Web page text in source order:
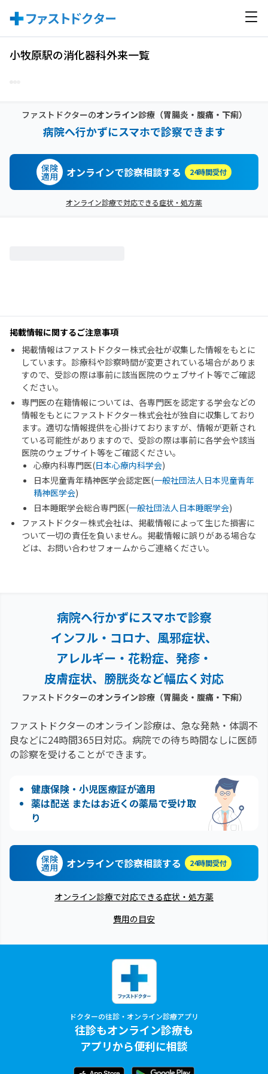
小牧原駅の消化器科外来一覧
ファストドクターのオンライン診療（胃腸炎・腹痛・下痢）
病院へ行かずにスマホで診察できます
保険
適用 オンラインで診察相談する 24時間受付
オンライン診療で対応できる症状・処方薬
掲載情報に関するご注意事項
掲載情報はファストドクター株式会社が収集した情報をもとに
しています。診療科や診察時間が変更されている場合がありま
すので、受診の際は事前に該当医院のウェブサイト等でご確認
ください。
専門医の在籍情報については、各専門医を認定する学会などの
情報をもとにファストドクター株式会社が独自に収集しており
ます。適切な情報提供を心掛けておりますが、情報が更新され
ている可能性がありますので、受診の際は事前に各学会や該当
医院のウェブサイト等をご確認ください。
心療内科専門医(日本心療内科学会)
日本児童青年精神医学会認定医(一般社団法人日本児童青年
精神医学会)
日本睡眠学会総合専門医(一般社団法人日本睡眠学会)
ファストドクター株式会社は、掲載情報によって生じた損害に
ついて一切の責任を負いません。掲載情報に誤りがある場合な
どは、お問い合わせフォームからご連絡ください。
病院へ行かずにスマホで診察
インフル・コロナ、風邪症状、
アレルギー・花粉症、 発疹・
皮膚症状、膀胱炎など幅広く対応
ファストドクターのオンライン診療（胃腸炎・腹痛・下痢）
ファストドクターのオンライン診療は、急な発熱・体調不
良などに24時間365日対応。 病院での待ち時間なしに医師
の診察を受けることができます。
健康保険・小児医療証が適用
薬は配送 またはお近くの薬局で受け取
り
保険
適用 オンラインで診察相談する 24時間受付
オンライン診療で対応できる症状・処方薬
費用の目安
ドクターの往診・オンライン診療アプリ
往診もオンライン診療も
アプリから便利に相談